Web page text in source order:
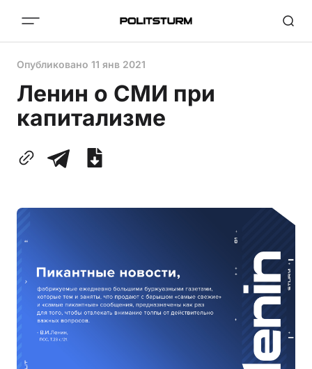
Опубликовано 11 янв 2021
Ленин о СМИ при
капитализме